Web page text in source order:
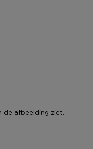
de afbeelding ziet.